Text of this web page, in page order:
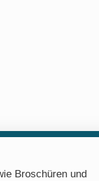
Broschüren und